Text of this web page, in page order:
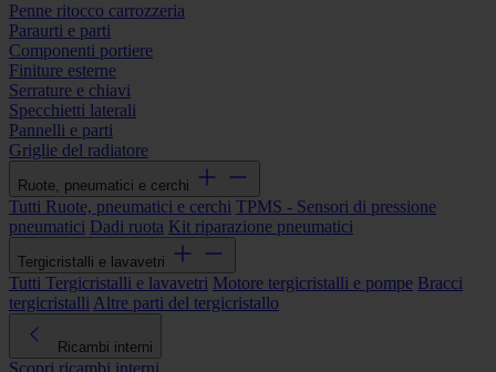
Penne ritocco carrozzeria
Paraurti e parti
Componenti portiere
Finiture esterne
Serrature e chiavi
Specchietti laterali
Pannelli e parti
Griglie del radiatore
Ruote, pneumatici e cerchi
Tutti Ruote, pneumatici e cerchi TPMS - Sensori di pressione
pneumatici Dadi ruota Kit riparazione pneumatici
Tergicristalli e lavavetri
Tutti Tergicristalli e lavavetri Motore tergicristalli e pompe Bracci
tergicristalli Altre parti del tergicristallo
Ricambi interni
Scopri ricambi interni